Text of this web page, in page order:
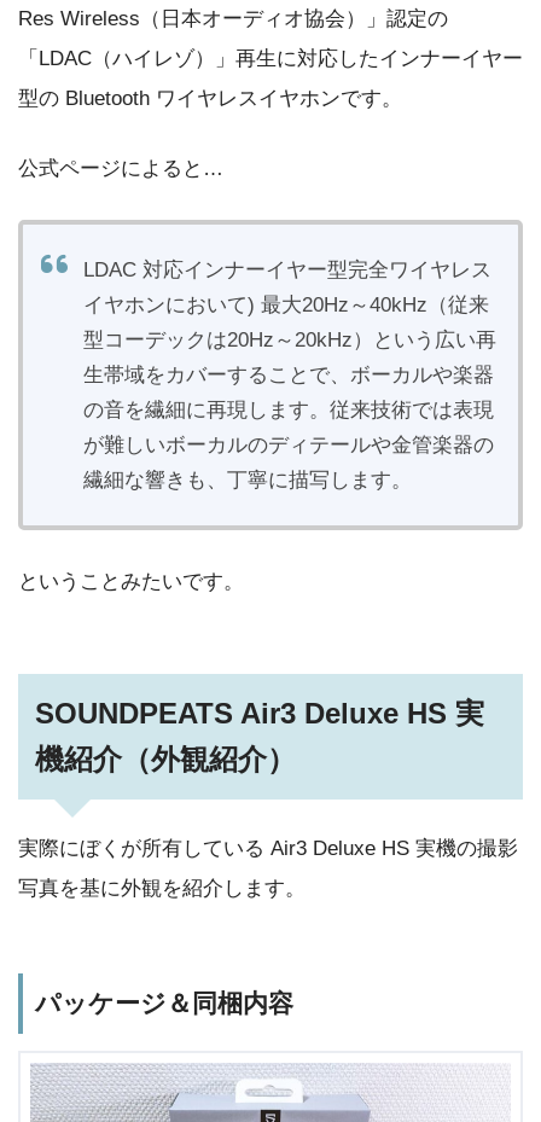
Res Wireless（日本オーディオ協会）」認定の
「LDAC（ハイレゾ）」再生に対応したインナーイヤー
型の Bluetooth ワイヤレスイヤホンです。
公式ページによると…
LDAC 対応インナーイヤー型完全ワイヤレス
イヤホンにおいて) 最大20Hz～40kHz（従来
型コーデックは20Hz～20kHz）という広い再
生帯域をカバーすることで、ボーカルや楽器
の音を繊細に再現します。従来技術では表現
が難しいボーカルのディテールや金管楽器の
繊細な響きも、丁寧に描写します。
ということみたいです。
SOUNDPEATS Air3 Deluxe HS 実
機紹介（外観紹介）
実際にぼくが所有している Air3 Deluxe HS 実機の撮影
写真を基に外観を紹介します。
パッケージ＆同梱内容